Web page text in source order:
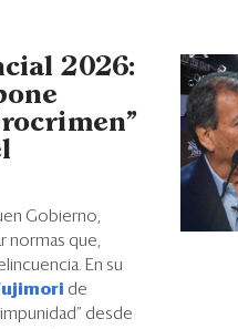
2026:
Gobierno,
normas que,
En su
de
desde